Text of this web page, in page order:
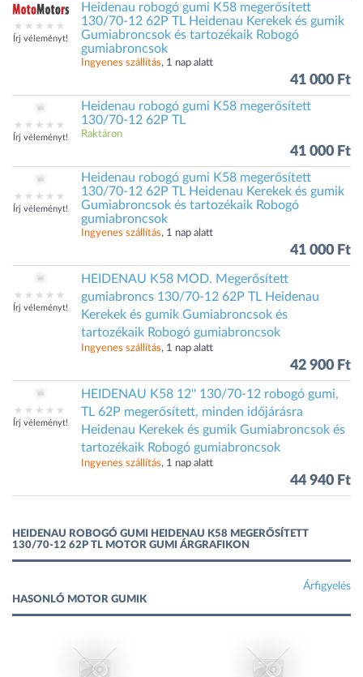
Írj véleményt!
Heidenau robogó gumi K58 megerősített
130/70-12 62P TL Heidenau Kerekek és gumik
Gumiabroncsok és tartozékaik Robogó
gumiabroncsok
Ingyenes szállítás, 1 nap alatt
41 000 Ft
Írj véleményt!
Heidenau robogó gumi K58 megerősített
130/70-12 62P TL
Raktáron
41 000 Ft
Írj véleményt!
Heidenau robogó gumi K58 megerősített
130/70-12 62P TL Heidenau Kerekek és gumik
Gumiabroncsok és tartozékaik Robogó
gumiabroncsok
Ingyenes szállítás, 1 nap alatt
41 000 Ft
Írj véleményt!
HEIDENAU K58 MOD. Megerősített
gumiabroncs 130/70-12 62P TL Heidenau
Kerekek és gumik Gumiabroncsok és
tartozékaik Robogó gumiabroncsok
Ingyenes szállítás, 1 nap alatt
42 900 Ft
Írj véleményt!
HEIDENAU K58 12'' 130/70-12 robogó gumi,
TL 62P megerősített, minden időjárásra
Heidenau Kerekek és gumik Gumiabroncsok és
tartozékaik Robogó gumiabroncsok
Ingyenes szállítás, 1 nap alatt
44 940 Ft
HEIDENAU ROBOGÓ GUMI HEIDENAU K58 MEGERŐSÍTETT
130/70-12 62P TL MOTOR GUMI ÁRGRAFIKON
Árfigyelés
HASONLÓ MOTOR GUMIK